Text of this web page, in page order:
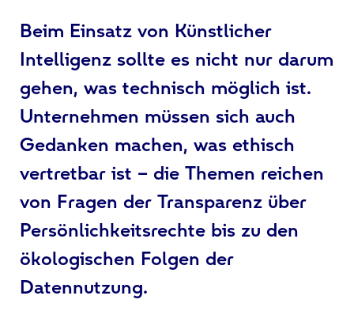
Beim Einsatz von Künstlicher
Intelligenz sollte es nicht nur darum
gehen, was technisch möglich ist.
Unternehmen müssen sich auch
Gedanken machen, was ethisch
vertretbar ist – die Themen reichen
von Fragen der Transparenz über
Persönlichkeitsrechte bis zu den
ökologischen Folgen der
Datennutzung.